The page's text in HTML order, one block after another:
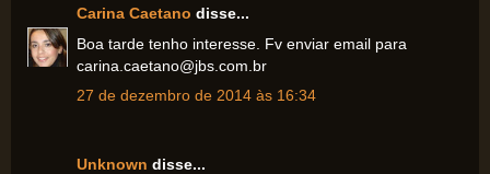
Carina Caetano disse...
Boa tarde tenho interesse. Fv enviar email para
carina.caetano@jbs.com.br
27 de dezembro de 2014 às 16:34
Unknown disse...